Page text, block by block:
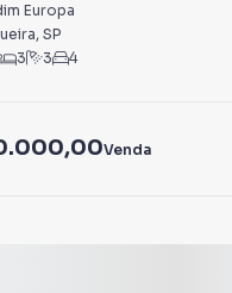
Europa
, SP
3 3 4
Venda